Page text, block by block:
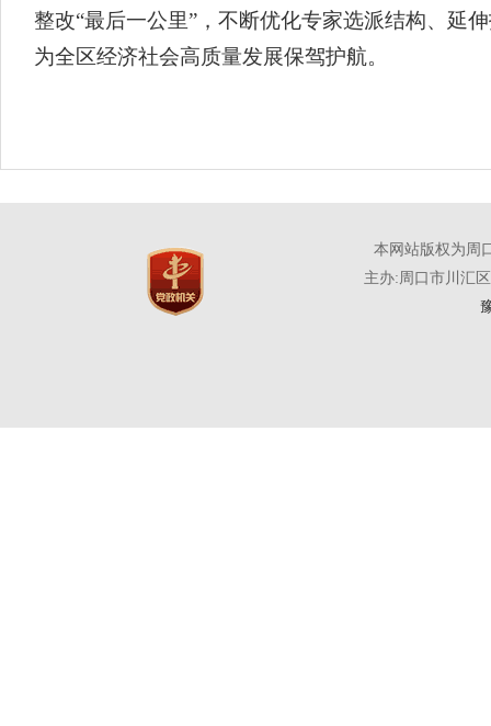
整改“最后一公里”，不断优化专家选派结构、延
为全区经济社会高质量发展保驾护航。
本网站版权为周
主办:周口市川汇